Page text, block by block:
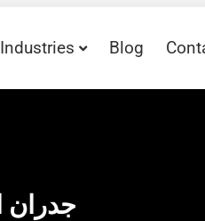
Industries Blog